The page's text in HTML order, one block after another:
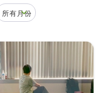
所有月份